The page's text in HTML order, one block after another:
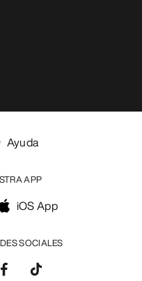
SOCIALES
Ayuda
APP
iOS App